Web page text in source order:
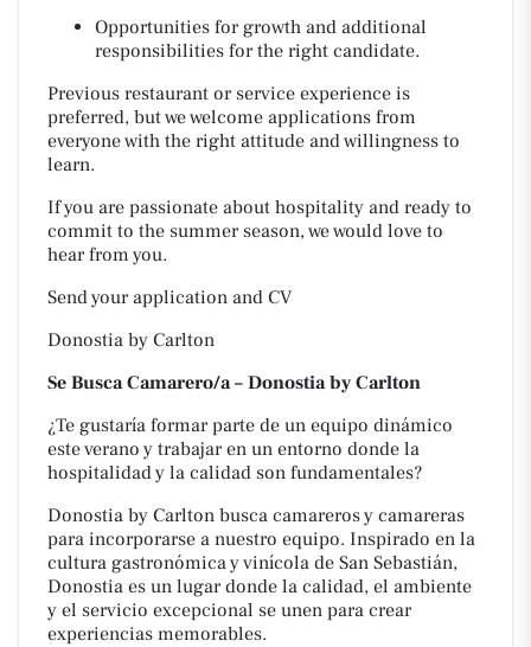
Opportunities for growth and additional
responsibilities for the right candidate.
Previous restaurant or service experience is
preferred, but we welcome applications from
everyone with the right attitude and willingness to
learn.
If you are passionate about hospitality and ready to
commit to the summer season, we would love to
hear from you.
Send your application and CV
Donostia by Carlton
Se Busca Camarero/a – Donostia by Carlton
¿Te gustaría formar parte de un equipo dinámico
este verano y trabajar en un entorno donde la
hospitalidad y la calidad son fundamentales?
Donostia by Carlton busca camareros y camareras
para incorporarse a nuestro equipo. Inspirado en la
cultura gastronómica y vinícola de San Sebastián,
Donostia es un lugar donde la calidad, el ambiente
y el servicio excepcional se unen para crear
experiencias memorables.